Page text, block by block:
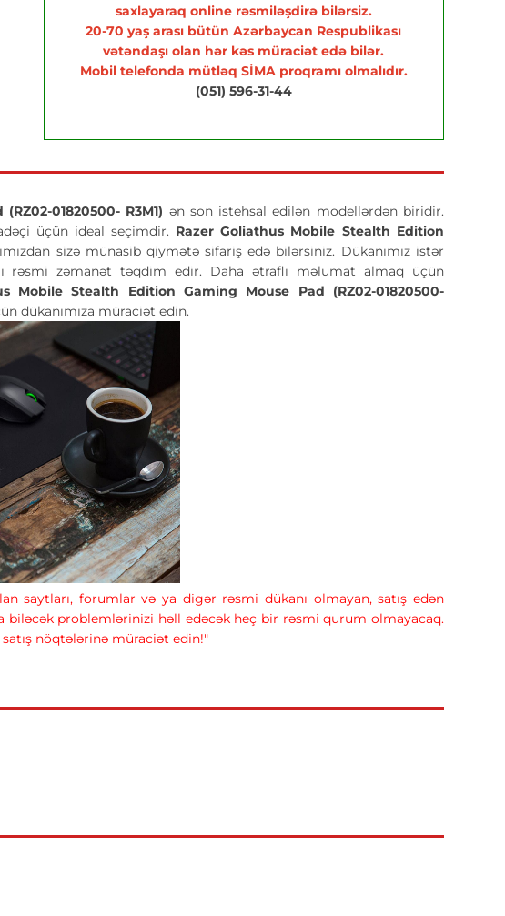
saxlayaraq online rəsmiləşdirə bilərsiz.
20-70 yaş arası bütün Azərbaycan Respublikası
vətəndaşı olan hər kəs müraciət edə bilər.
Mobil telefonda mütləq SİMA proqramı olmalıdır.
(051) 596-31-44
01820500- R3M1) ən son istehsal edilən modellərdən biridir.
üçün ideal seçimdir. Razer Goliathus Mobile Stealth Edition
sizə münasib qiymətə sifariş edə bilərsiniz. Dükanımız istər
rəsmi zəmanət təqdim edir. Daha ətraflı məlumat almaq üçün
Mobile Stealth Edition Gaming Mouse Pad (RZ02-01820500-
dükanımıza müraciət edin.
saytları, forumlar və ya digər rəsmi dükanı olmayan, satış edən
biləcək problemlərinizi həll edəcək heç bir rəsmi qurum olmayacaq.
nöqtələrinə müraciət edin!"